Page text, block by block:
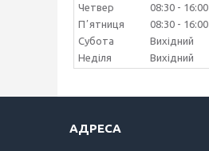
Четвер
08:30
16:00
Пʼятниця
08:30
16:00
Субота
Вихідний
Неділя
Вихідний